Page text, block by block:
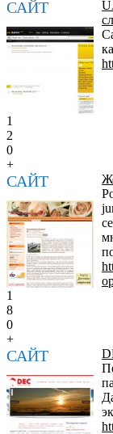
САЙТ
1
2
0
+
САЙТ
1
8
0
+
САЙТ